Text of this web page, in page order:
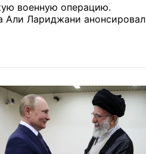
военную операцию.
Али Лариджани анонсировал